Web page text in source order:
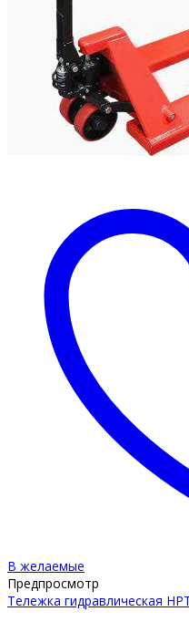
В желаемые
Предпросмотр
Тележка гидравлическая